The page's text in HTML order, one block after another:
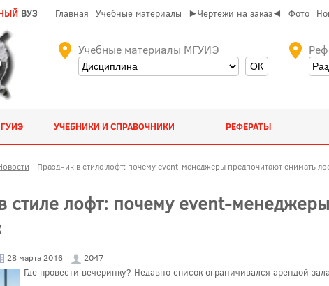
ВУЗ Главная Учебные материалы ►Чертежи на заказ◄ Фото
Учебные материалы МГУИЭ
УЧЕБНИКИ И СПРАВОЧНИКИ РЕФЕРАТЫ
Праздник в стиле лофт: почему event-менеджеры предпочитают снимать
стиле лофт: почему event-
28 марта 2016 2047
Где провести вечеринку? Недавно список ограничивался арендой